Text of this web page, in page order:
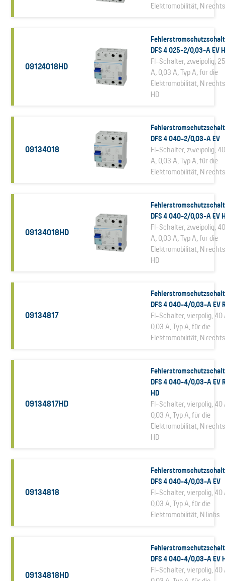
Elektromobilität, N rechts
09124018HD
DFS 4 025-2/0,03-A EV
FI-Schalter, zweipolig, 25
A, 0,03 A, Typ A, für die
Elektromobilität, N
HD
09134018
DFS 4 040-2/0,03-A EV
FI-Schalter, zweipolig, 40
A, 0,03 A, Typ A, für die
Elektromobilität, N rechts
09134018HD
DFS 4 040-2/0,03-A EV
FI-Schalter, zweipolig, 40
A, 0,03 A, Typ A, für die
Elektromobilität, N
HD
09134817
DFS 4 040-4/0,03-A EV
FI-Schalter, vierpolig, 40
0,03 A, Typ A, für die
Elektromobilität, N rechts
09134817HD
DFS 4 040-4/0,03-A EV
HD
FI-Schalter, vierpolig, 40
0,03 A, Typ A, für die
Elektromobilität, N
HD
09134818
DFS 4 040-4/0,03-A EV
FI-Schalter, vierpolig, 40
0,03 A, Typ A, für die
Elektromobilität, N links
09134818HD
DFS 4 040-4/0,03-A EV
FI-Schalter, vierpolig, 40